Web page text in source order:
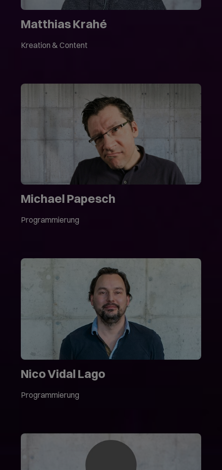
Matthias Krahé
Kreation & Content
Michael Papesch
Programmierung
Nico Vidal Lago
Programmierung